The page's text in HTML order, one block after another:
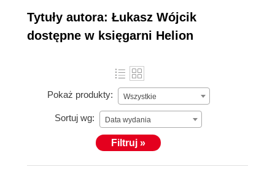
Tytuły autora: Łukasz Wójcik
dostępne w księgarni Helion
Pokaż produkty: Wszystkie
Sortuj wg: Data wydania
Filtruj »